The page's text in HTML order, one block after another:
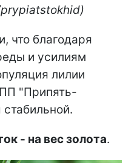
что благодаря
и усилиям
лилии
"Припять-
- на вес золота.